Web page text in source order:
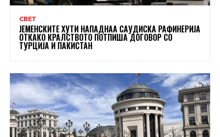
СВЕТ
ЈЕМЕНСКИТЕ ХУТИ НАПАДНАА САУДИСКА РАФИНЕРИЈА
ОТКАКО КРАЛСТВОТО ПОТПИША ДОГОВОР СО
ТУРЦИЈА И ПАКИСТАН